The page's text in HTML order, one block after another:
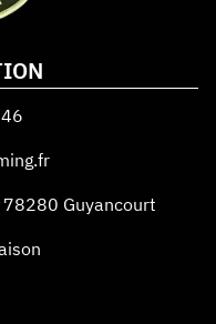
78280 Guyancourt